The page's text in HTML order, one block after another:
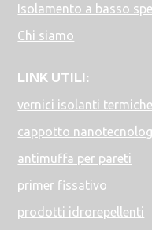
Isolamento a basso
Chi siamo
LINK UTILI:
vernici isolanti termiche
cappotto
antimuffa per pareti
primer fissativo
prodotti idrorepellenti